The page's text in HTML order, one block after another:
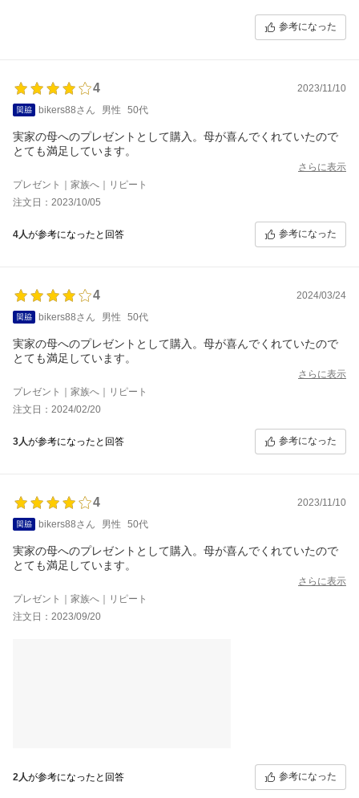
参考になった
4
2023/11/10
bikers88さん
男性 50代
実家の母へのプレゼントとして購入。母が喜んでくれていたので
とても満足しています。
さらに表示
プレゼント｜家族へ｜リピート
注文日：2023/10/05
4人が参考になったと回答 参考になった
4
2024/03/24
bikers88さん
男性 50代
実家の母へのプレゼントとして購入。母が喜んでくれていたので
とても満足しています。
さらに表示
プレゼント｜家族へ｜リピート
注文日：2024/02/20
3人が参考になったと回答 参考になった
4
2023/11/10
bikers88さん
男性 50代
実家の母へのプレゼントとして購入。母が喜んでくれていたので
とても満足しています。
さらに表示
プレゼント｜家族へ｜リピート
注文日：2023/09/20
2人が参考になったと回答 参考になった